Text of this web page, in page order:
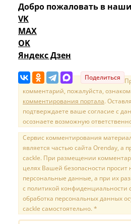
Добро пожаловать в
VK
MAX
OK
Яндекс Дзен
Поделиться
комментарий, пожалуйста,
комментирования портала.
подтверждаете ваше согласие с
осознаете возможную
Сервис комментирования
является частью сайта Orenday, а
cackle. При размещении
целях Вашей безопасности
персональные данные, а при их
с политикой конфиденциальности
обработка персональных данных
cackle самостоятельно. *